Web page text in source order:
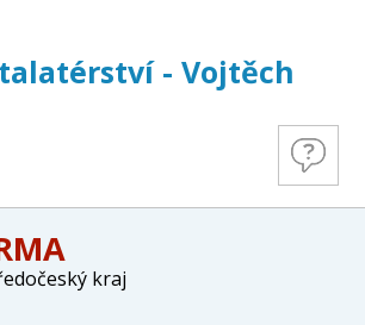
- Vojtěch
kraj